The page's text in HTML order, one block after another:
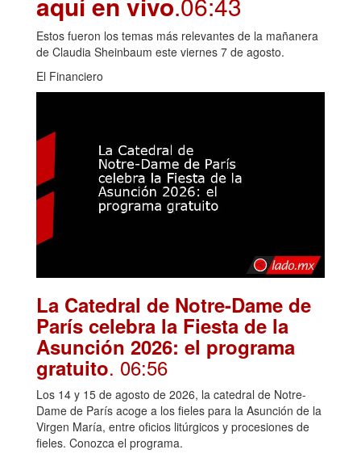
Estos fueron los temas más relevantes de la mañanera
de Claudia Sheinbaum este viernes 7 de agosto.
El Financiero
La Catedral de Notre-Dame de
París celebra la Fiesta de la
Asunción 2026: el programa
gratuito. 06:56
Los 14 y 15 de agosto de 2026, la catedral de Notre-
Dame de París acoge a los fieles para la Asunción de la
Virgen María, entre oficios litúrgicos y procesiones de
fieles. Conozca el programa.